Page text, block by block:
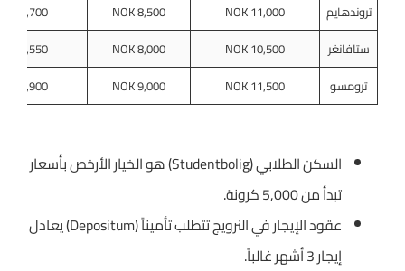
تروندهايم
11,000 NOK
8,500 NOK
1,700 NOK
ستافانغر
10,500 NOK
8,000 NOK
1,550 NOK
ترومسو
11,500 NOK
9,000 NOK
1,900 NOK
السكن الطلابي (Studentbolig) هو الخيار الأرخص بأسعار
تبدأ من 5,000 كرونة.
عقود الإيجار في النرويج تتطلب تأميناً (Depositum) يعادل
إيجار 3 أشهر غالباً.